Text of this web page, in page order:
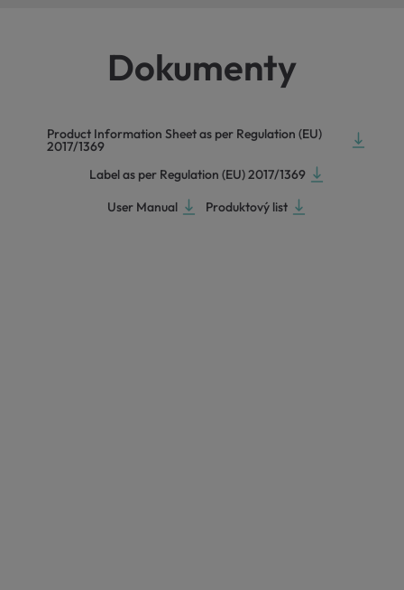
Dokumenty
Product Information Sheet as per Regulation (EU)
2017/1369
Label as per Regulation (EU) 2017/1369
User Manual
Produktový list